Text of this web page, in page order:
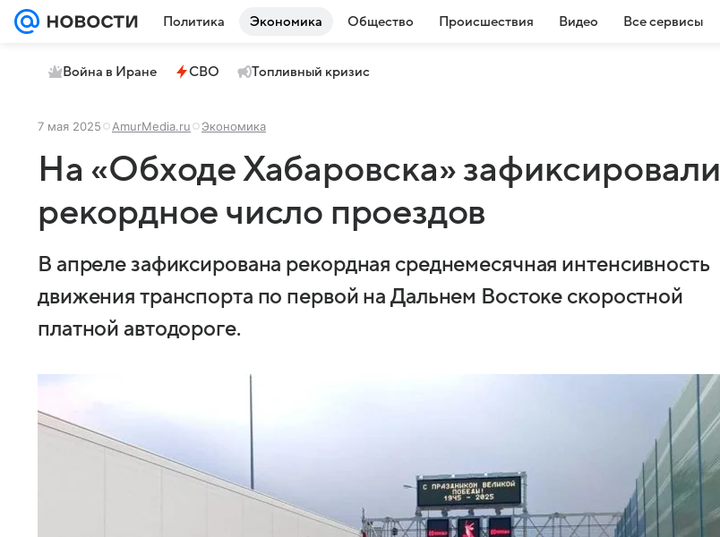
Политика Экономика Общество Происшествия Видео Все сервисы
Война в Иране СВО Топливный кризис
7 мая 2025 AmurMedia.ru Экономика
На «Обходе Хабаровска» зафиксировали
рекордное число проездов
В апреле зафиксирована рекордная среднемесячная интенсивность
движения транспорта по первой на Дальнем Востоке скоростной
платной автодороге.